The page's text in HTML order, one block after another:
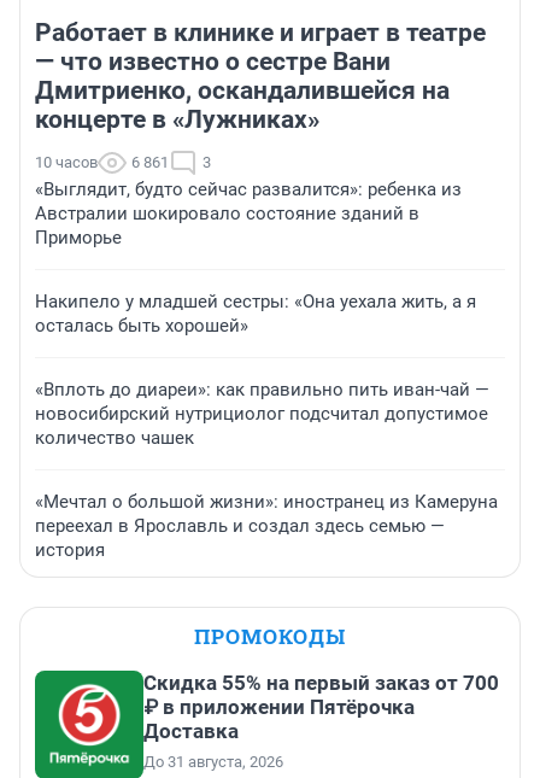
Работает в клинике и играет в театре
— что известно о сестре Вани
Дмитриенко, оскандалившейся на
концерте в «Лужниках»
10 часов 6 861 3
«Выглядит, будто сейчас развалится»: ребенка из
Австралии шокировало состояние зданий в
Приморье
Накипело у младшей сестры: «Она уехала жить, а я
осталась быть хорошей»
«Вплоть до диареи»: как правильно пить иван-чай —
новосибирский нутрициолог подсчитал допустимое
количество чашек
«Мечтал о большой жизни»: иностранец из Камеруна
переехал в Ярославль и создал здесь семью —
история
ПРОМОКОДЫ
Скидка 55% на первый заказ от 700
₽ в приложении Пятёрочка
Доставка
До 31 августа, 2026